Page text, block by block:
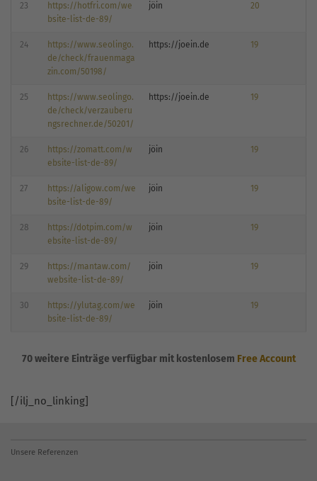
23
https://hotfri.com/we
bsite-list-de-89/
jöin 20
24
https://www.seolingo.
de/check/frauenmaga
zin.com/50198/
https://joein.de 19
25
https://www.seolingo.
de/check/verzauberu
ngsrechner.de/50201/
https://joein.de 19
26
https://zomatt.com/w
ebsite-list-de-89/
jöin 19
27
https://aligow.com/we
bsite-list-de-89/
jöin 19
28
https://dotpim.com/w
ebsite-list-de-89/
jöin 19
29
https://mantaw.com/
website-list-de-89/
jöin 19
30
https://ylutag.com/we
bsite-list-de-89/
jöin 19
70 weitere Einträge verfügbar mit kostenlosem Free Account
[/ilj_no_linking]
Unsere Referenzen